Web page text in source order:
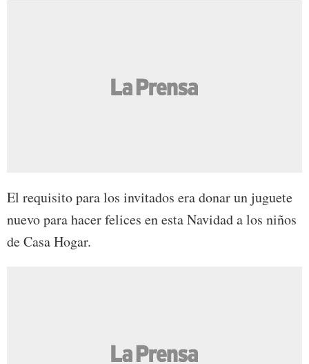
El requisito para los invitados era donar un juguete
nuevo para hacer felices en esta Navidad a los niños
de Casa Hogar.